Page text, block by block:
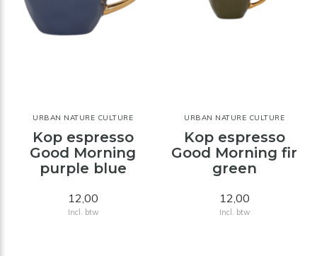
URBAN NATURE CULTURE
Kop espresso
Good Morning
purple blue
12,00
Incl. btw
URBAN NATURE CULTURE
Kop espresso
Good Morning fir
green
12,00
Incl. btw